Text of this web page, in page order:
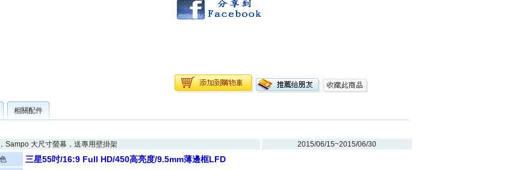
相關配件
Sampo 大尺寸螢幕，送專用壁掛架
2015/06/15~2015/06/30
三星55吋/16:9 Full HD/450高亮度/9.5mm薄邊框LFD